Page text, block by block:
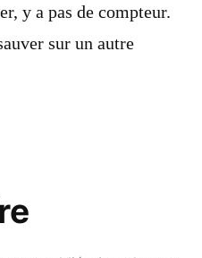
y a pas de compteur.
sur un autre